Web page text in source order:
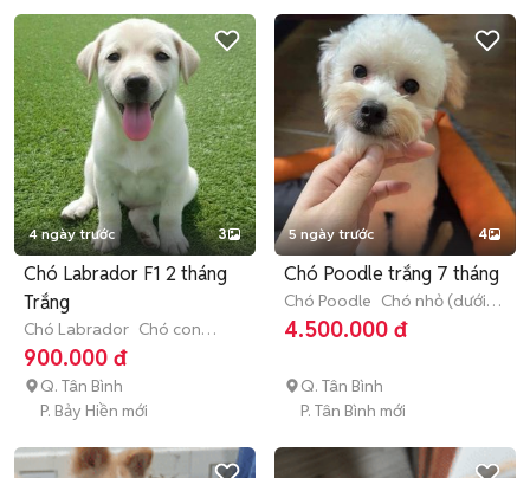
4 ngày trước 3
Chó Labrador F1 2 tháng
Trắng
Chó Labrador Chó con
(dưới 3 tháng tuổi)
900.000 đ
Q. Tân Bình
P. Bảy Hiền mới
5 ngày trước 4
Chó Poodle trắng 7 tháng
Chó Poodle Chó nhỏ (dưới 1
năm tuổi)
4.500.000 đ
Q. Tân Bình
P. Tân Bình mới